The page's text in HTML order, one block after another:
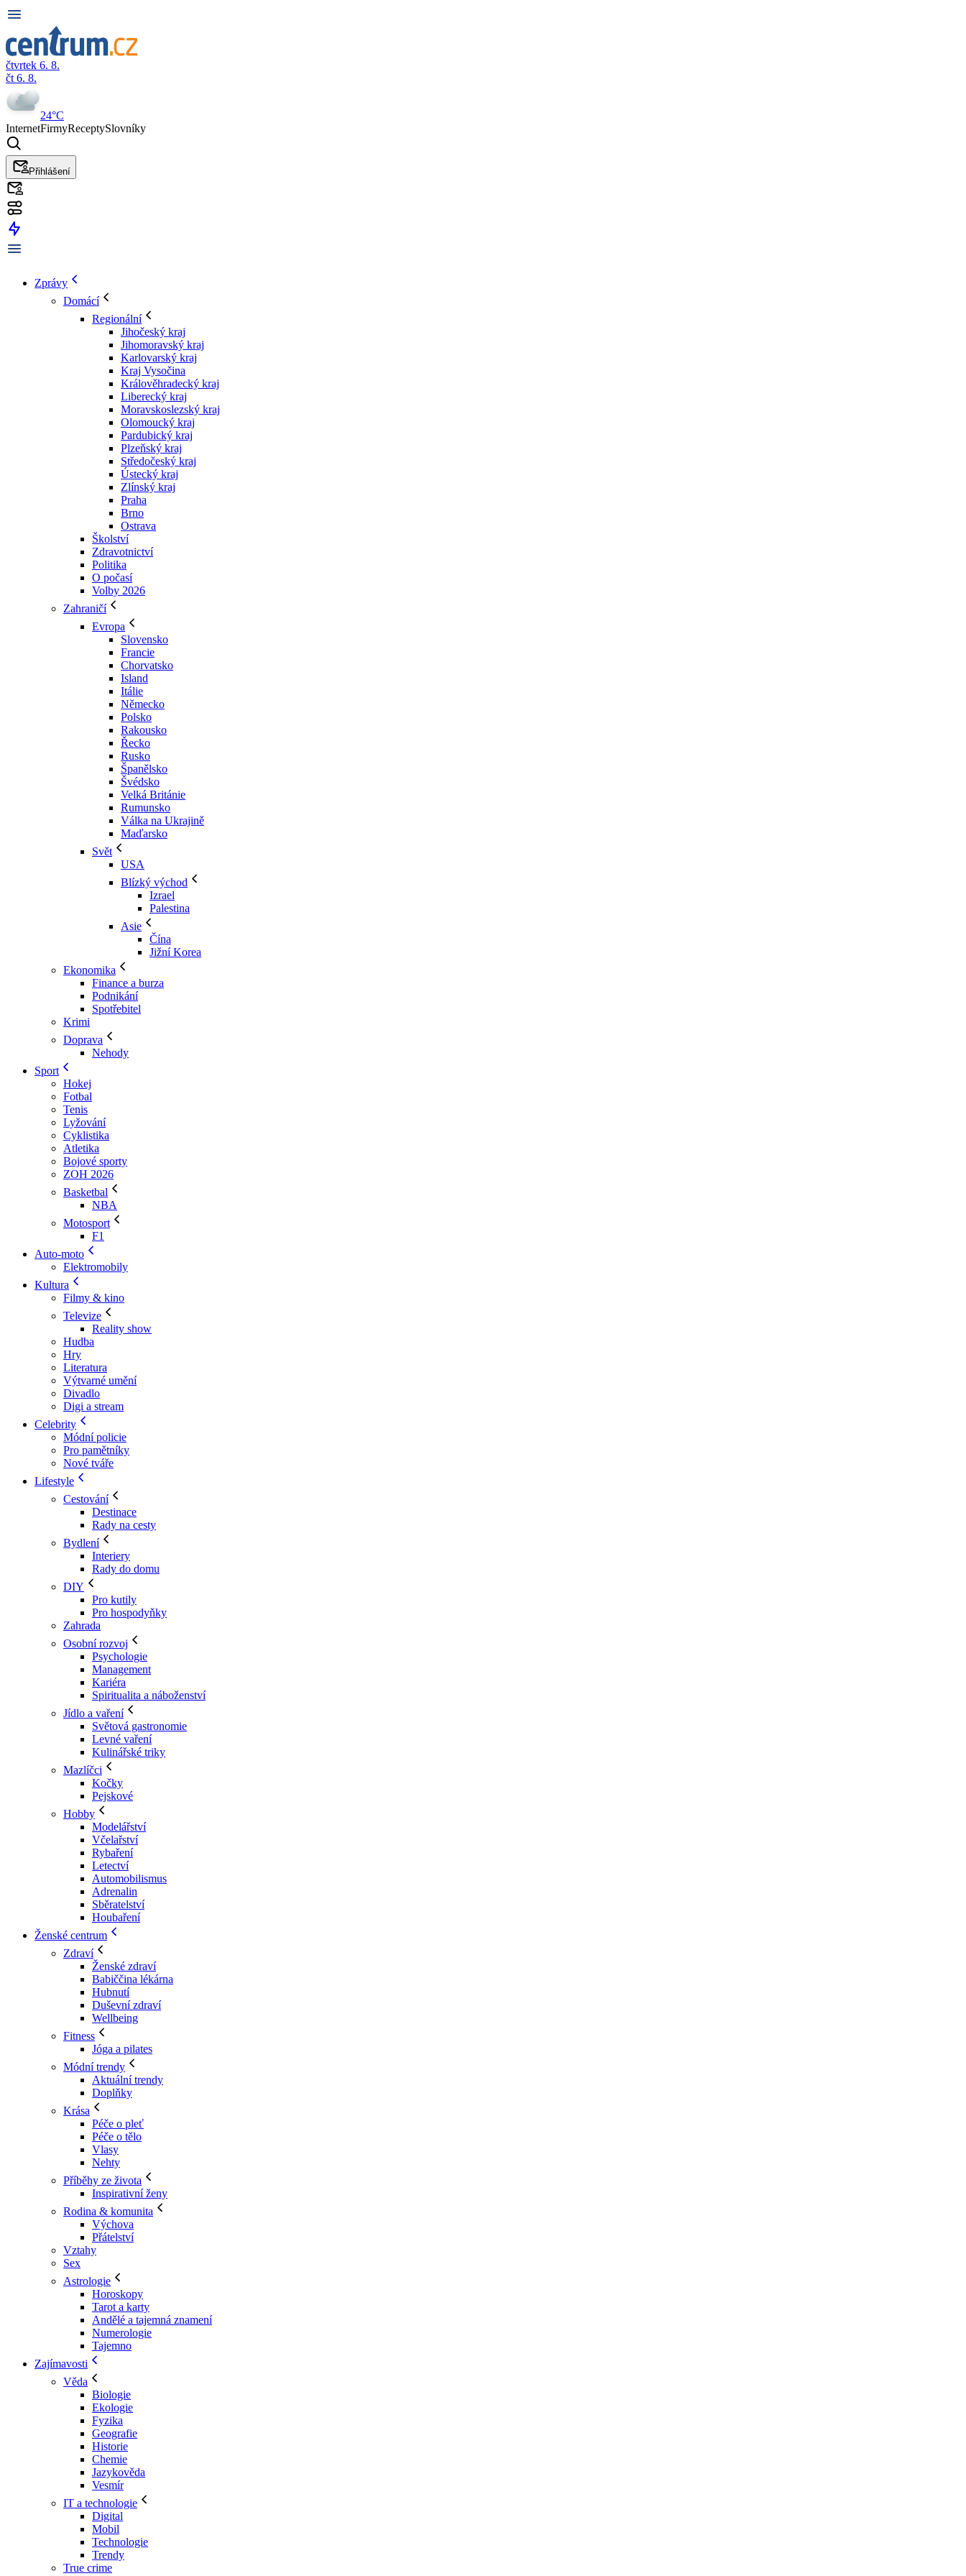
čtvrtek 6. 8.
čt 6. 8.
24°C
InternetFirmyReceptySlovníky
Přihlášení
Zprávy
Domácí
Regionální
Jihočeský kraj
Jihomoravský kraj
Karlovarský kraj
Kraj Vysočina
Králověhradecký kraj
Liberecký kraj
Moravskoslezský kraj
Olomoucký kraj
Pardubický kraj
Plzeňský kraj
Středočeský kraj
Ústecký kraj
Zlínský kraj
Praha
Brno
Ostrava
Školství
Zdravotnictví
Politika
O počasí
Volby 2026
Zahraničí
Evropa
Slovensko
Francie
Chorvatsko
Island
Itálie
Německo
Polsko
Rakousko
Řecko
Rusko
Španělsko
Švédsko
Velká Británie
Rumunsko
Válka na Ukrajině
Maďarsko
Svět
USA
Blízký východ
Izrael
Palestina
Asie
Čína
Jižní Korea
Ekonomika
Finance a burza
Podnikání
Spotřebitel
Krimi
Doprava
Nehody
Sport
Hokej
Fotbal
Tenis
Lyžování
Cyklistika
Atletika
Bojové sporty
ZOH 2026
Basketbal
NBA
Motosport
F1
Auto-moto
Elektromobily
Kultura
Filmy & kino
Televize
Reality show
Hudba
Hry
Literatura
Výtvarné umění
Divadlo
Digi a stream
Celebrity
Módní policie
Pro pamětníky
Nové tváře
Lifestyle
Cestování
Destinace
Rady na cesty
Bydlení
Interiery
Rady do domu
DIY
Pro kutily
Pro hospodyňky
Zahrada
Osobní rozvoj
Psychologie
Management
Kariéra
Spiritualita a náboženství
Jídlo a vaření
Světová gastronomie
Levné vaření
Kulinářské triky
Mazlíčci
Kočky
Pejskové
Hobby
Modelářství
Včelařství
Rybaření
Letectví
Automobilismus
Adrenalin
Sběratelství
Houbaření
Ženské centrum
Zdraví
Ženské zdraví
Babiččina lékárna
Hubnutí
Duševní zdraví
Wellbeing
Fitness
Jóga a pilates
Módní trendy
Aktuální trendy
Doplňky
Krása
Péče o pleť
Péče o tělo
Vlasy
Nehty
Příběhy ze života
Inspirativní ženy
Rodina & komunita
Výchova
Přátelství
Vztahy
Sex
Astrologie
Horoskopy
Tarot a karty
Andělé a tajemná znamení
Numerologie
Tajemno
Zajímavosti
Věda
Biologie
Ekologie
Fyzika
Geografie
Historie
Chemie
Jazykověda
Vesmír
IT a technologie
Digital
Mobil
Technologie
Trendy
True crime